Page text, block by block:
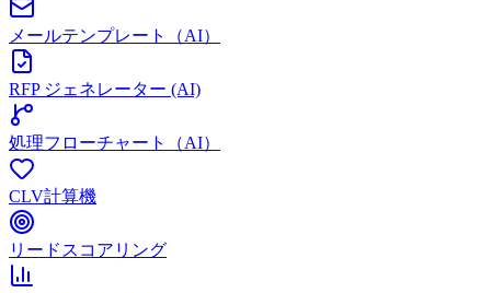
メールテンプレート（AI）
RFP ジェネレーター (AI)
処理フローチャート（AI）
CLV計算機
リードスコアリング